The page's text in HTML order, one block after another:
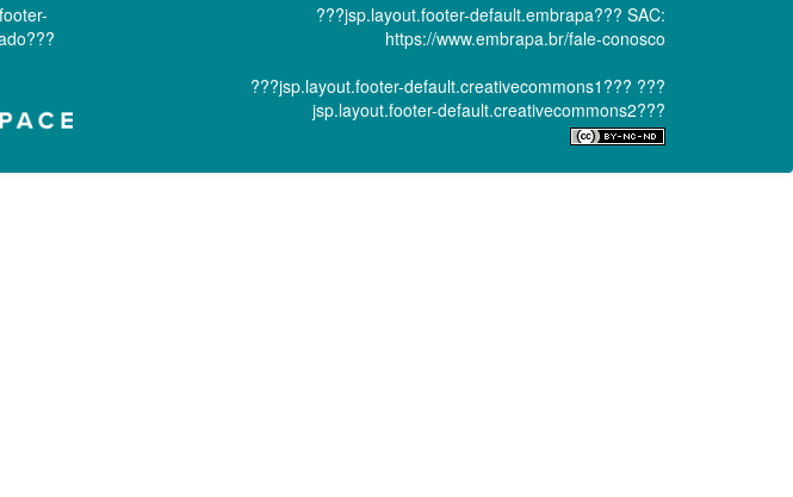
???jsp.layout.footer-default.embrapa??? SAC:
https://www.embrapa.br/fale-conosco
???jsp.layout.footer-default.creativecommons1??? ???
jsp.layout.footer-default.creativecommons2???